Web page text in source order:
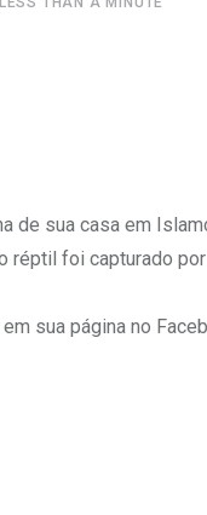
sua casa em
foi capturado
sua página no